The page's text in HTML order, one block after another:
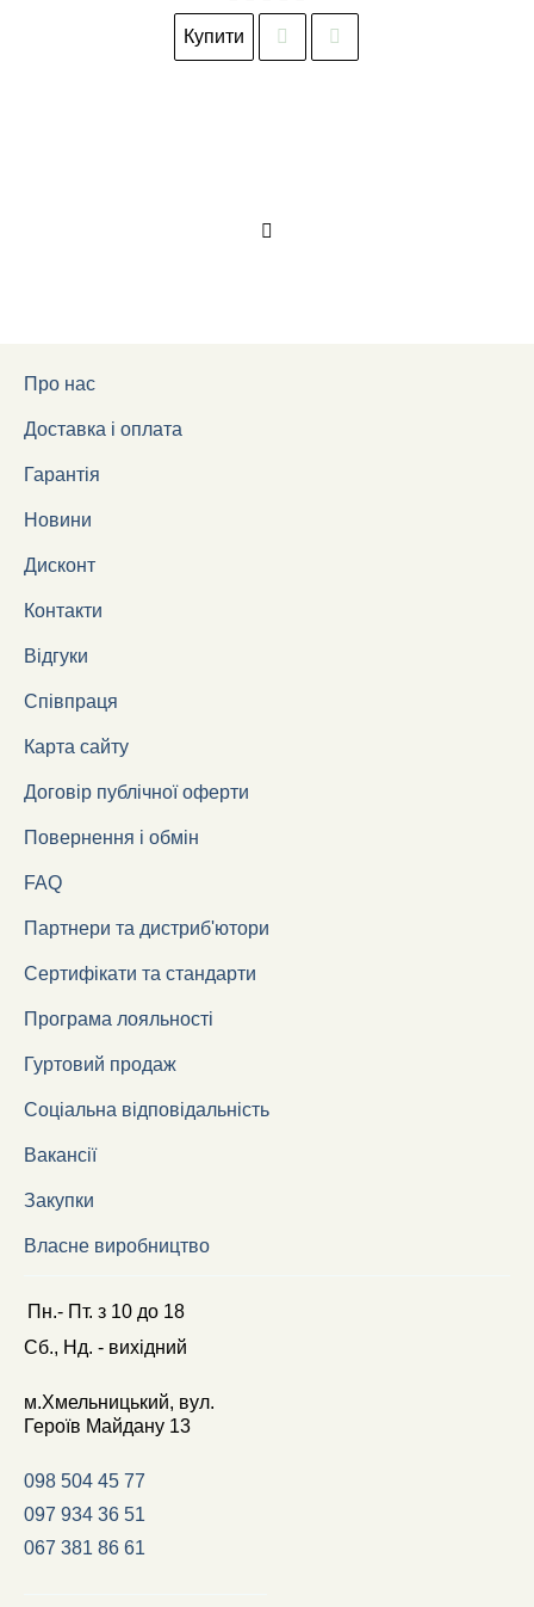
Купити
Про нас
Доставка і оплата
Гарантія
Новини
Дисконт
Контакти
Відгуки
Співпраця
Карта сайту
Договір публічної оферти
Повернення і обмін
FAQ
Партнери та дистриб'ютори
Сертифікати та стандарти
Програма лояльності
Гуртовий продаж
Соціальна відповідальність
Вакансії
Закупки
Власне виробництво
Пн.- Пт. з10 до18
Сб., Нд. - вихідний
м.Хмельницький, вул.
Героїв Майдану 13
098 504 45 77
097 934 36 51
067 381 86 61